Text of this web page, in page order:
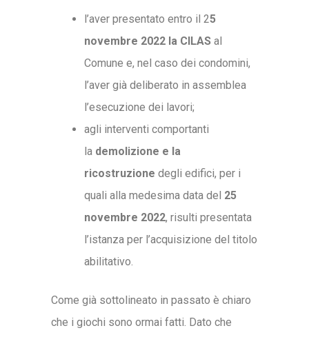
l’aver presentato entro il 25
novembre 2022 la CILASal
Comune e, nel caso dei condomini,
l’aver già deliberato in assemblea
l’esecuzione dei lavori;
agli interventi comportanti
la demolizione e la
ricostruzione degli edifici, per i
quali alla medesima data del 25
novembre 2022, risulti presentata
l’istanza per l’acquisizione del titolo
abilitativo.
Come già sottolineato in passato è chiaro
che i giochi sono ormai fatti. Dato che